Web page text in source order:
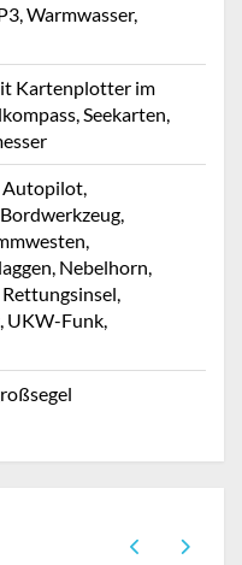
Warmwasser,
Kartenplotter im
Seekarten,
Autopilot,
Nebelhorn,
UKW-Funk,